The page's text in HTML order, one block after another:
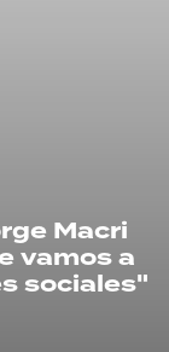
Macri
vamos a
sociales"